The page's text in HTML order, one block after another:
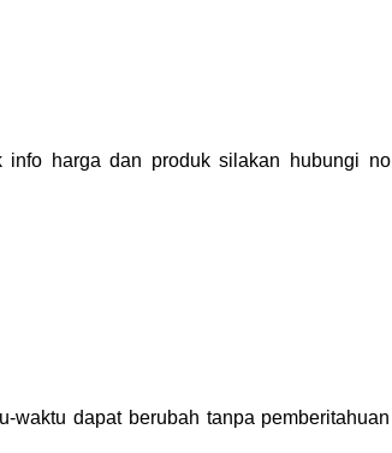
info harga dan produk silakan hubungi no
dapat berubah tanpa pemberitahuan